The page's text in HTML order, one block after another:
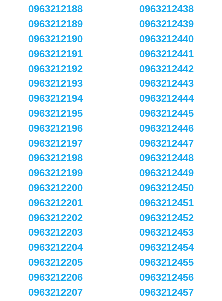
0963212188
0963212189
0963212190
0963212191
0963212192
0963212193
0963212194
0963212195
0963212196
0963212197
0963212198
0963212199
0963212200
0963212201
0963212202
0963212203
0963212204
0963212205
0963212206
0963212207
0963212438
0963212439
0963212440
0963212441
0963212442
0963212443
0963212444
0963212445
0963212446
0963212447
0963212448
0963212449
0963212450
0963212451
0963212452
0963212453
0963212454
0963212455
0963212456
0963212457